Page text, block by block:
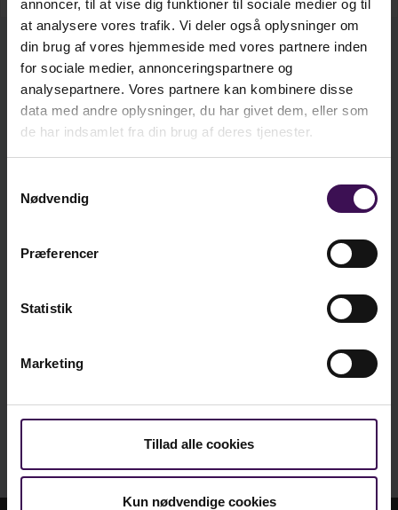
annoncer, til at vise dig funktioner til sociale medier og til
at analysere vores trafik. Vi deler også oplysninger om
din brug af vores hjemmeside med vores partnere inden
for sociale medier, annonceringspartnere og
analysepartnere. Vores partnere kan kombinere disse
data med andre oplysninger, du har givet dem, eller som
de har indsamlet fra din brug af deres tjenester.
Nødvendig
Præferencer
Statistik
Marketing
Tillad alle cookies
Kun nødvendige cookies
Denne bog præsenterer en række konkrete bud
på, hvordan man kan skabe de bedste betingelser
for elevernes motivation for læring. Med
udgangspunkt i forskning præsenterer de to
forfattere de centrale teorier om motivation og
udleder principper og praktiske implikationer for
tilrettelæggelse af undervisningen for hver enkelt
systematisk, og hvert kapitel indeholder desuden
refleksionsspørgsmål, så læreren kan blive klædt
kr.278,00
ekskl. moms
kr.
347,50
inkl. moms